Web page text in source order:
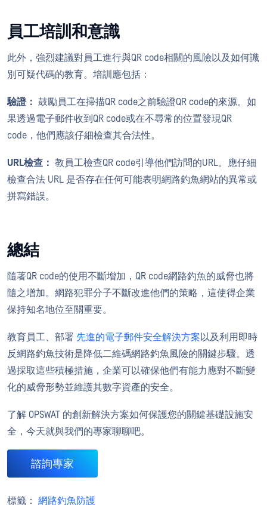
員工培訓和意識
此外，強烈建議對員工進行與QR code相關的風險以及如何識
別可疑代碼的教育。培訓應包括：
驗證： 鼓勵員工在掃描QR code之前驗證QR code的來源。如
果透過電子郵件收到QR code或在不尋常的位置發現QR
code，他們應該仔細檢查其合法性。
URL檢查： 教員工檢查QR code引導他們訪問的URL。應仔細
檢查合法 URL 是否存在任何可能表明網路釣魚網站的異常或
拼寫錯誤。
總結
隨著QR code的使用不斷增加，QR code網路釣魚的威脅也將
隨之增加。網路犯罪分子不斷改進他們的策略，這使得企業
保持知名地位至關重要。
教育員工、部署 先進的電子郵件安全解決方案以及利用即時
反網路釣魚技術是降低二維碼網路釣魚風險的關鍵步驟。透
過採取這些積極措施，企業可以確保他們有能力應對不斷變
化的威脅形勢並維護其數字資產的安全。
了解 OPSWAT 的創新解決方案如何保護您的關鍵基礎設施安
全，今天就與我們的專家聊聊吧。
諮詢專家
標籤： 網路釣魚防護